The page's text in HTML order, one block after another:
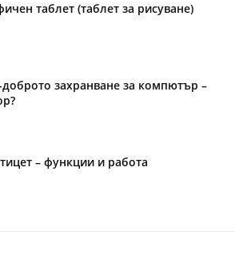
таблет (таблет за рисуване)
захранване за компютър –
– функции и работа